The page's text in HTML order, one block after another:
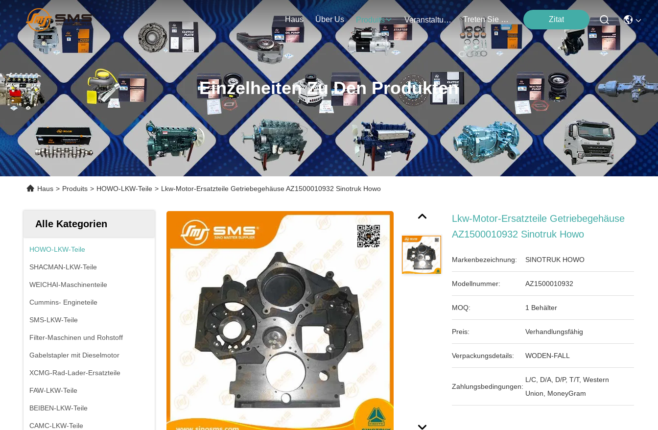
Haus Über Us Produits Veranstaltungen Treten Sie Mit Uns In Verbindung Zitat
Einzelheiten Zu Den Produkten
Haus > Produits > HOWO-LKW-Teile > Lkw-Motor-Ersatzteile Getriebegehäuse AZ1500010932 Sinotruk Howo
Alle Kategorien
HOWO-LKW-Teile
SHACMAN-LKW-Teile
WEICHAI-Maschinenteile
Cummins- Engineteile
SMS-LKW-Teile
Filter-Maschinen und Rohstoff
Gabelstapler mit Dieselmotor
XCMG-Rad-Lader-Ersatzteile
FAW-LKW-Teile
BEIBEN-LKW-Teile
CAMC-LKW-Teile
Lkw-Motor-Ersatzteile Getriebegehäuse
AZ1500010932 Sinotruk Howo
Markenbezeichnung: SINOTRUK HOWO
Modellnummer: AZ1500010932
MOQ: 1 Behälter
Preis: Verhandlungsfähig
Verpackungsdetails: WODEN-FALL
Zahlungsbedingungen:
L/C, D/A, D/P, T/T, Western
Union, MoneyGram